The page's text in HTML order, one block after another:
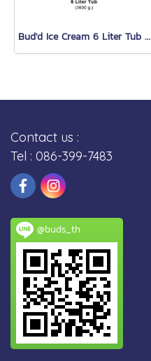
Bud'd Ice Cream 6 Liter Tub (3,600 g.)
Contact us :
Tel : 086-399-7483
@buds_th